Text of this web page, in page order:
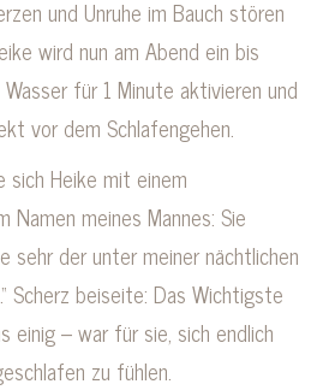
und Unruhe im Bauch stören
wird nun am Abend ein bis
für 1 Minute aktivieren und
vor dem Schlafengehen.
sich Heike mit einem
Namen meines Mannes: Sie
sehr der unter meiner nächtlichen
Scherz beiseite: Das Wichtigste
einig – war für sie, sich endlich
zu fühlen.